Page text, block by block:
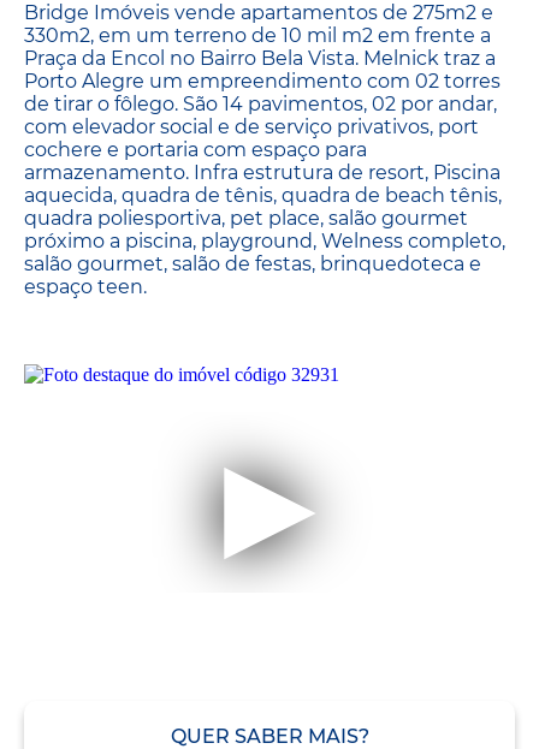
Bridge Imóveis vende apartamentos de 275m2 e
330m2, em um terreno de 10 mil m2 em frente a
Praça da Encol no Bairro Bela Vista. Melnick traz a
Porto Alegre um empreendimento com 02 torres
de tirar o fôlego. São 14 pavimentos, 02 por andar,
com elevador social e de serviço privativos, port
cochere e portaria com espaço para
armazenamento. Infra estrutura de resort, Piscina
aquecida, quadra de tênis, quadra de beach tênis,
quadra poliesportiva, pet place, salão gourmet
próximo a piscina, playground, Welness completo,
salão gourmet, salão de festas, brinquedoteca e
espaço teen.
QUER SABER MAIS?